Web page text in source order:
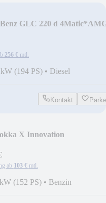
GLC 220 d
256 € mtl.
(194 PS) • Diesel
Kontakt
X Innovation
ab 103 € mtl.
(152 PS) • Benzin